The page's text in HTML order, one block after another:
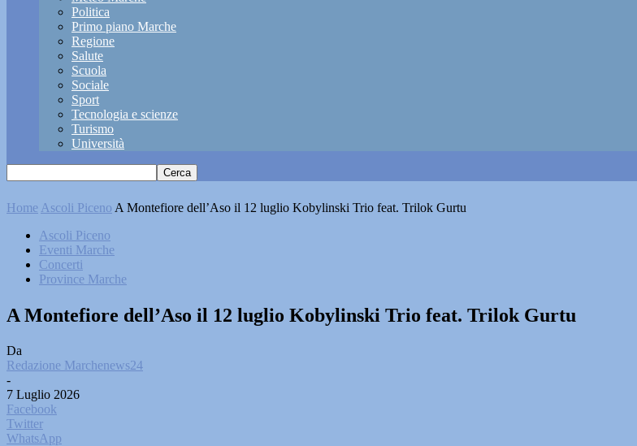
Politica
Primo piano Marche
Regione
Salute
Scuola
Sociale
Sport
Tecnologia e scienze
Turismo
Università
Home Ascoli Piceno A Montefiore dell’Aso il 12 luglio Kobylinski Trio feat. Trilok Gurtu
Ascoli Piceno
Eventi Marche
Concerti
Province Marche
A Montefiore dell’Aso il 12 luglio Kobylinski Trio feat. Trilok Gurtu
Da
Redazione Marchenews24
-
7 Luglio 2026
Facebook
Twitter
WhatsApp